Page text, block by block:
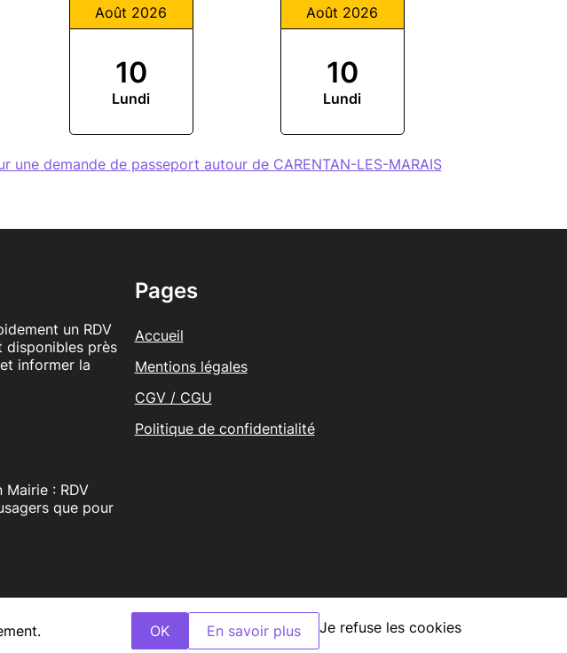
Août 2026
10
Lundi
Août 2026
10
Lundi
une demande de passeport autour de CARENTAN-LES-MARAIS
OK En savoir plus Je refuse les cookies
un RDV
disponibles près
informer la
Mairie : RDV
que pour
Pages
Accueil
Mentions légales
CGV / CGU
Politique de confidentialité